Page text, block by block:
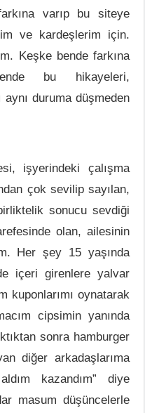
varıp bu siteye
ve kardeşlerim için.
Keşke bende farkına
bu hikayeleri,
duruma düşmeden
işyerindeki çalışma
çok sevilip sayılan,
sonucu sevdiği
olan, ailesinin
Her şey 15 yaşında
içeri girenlere yalvar
kuponlarımı oynatarak
cipsimin yanında
sonra hamburger
diğer arkadaşlarıma
kazandım” diye
masum düşüncelerle